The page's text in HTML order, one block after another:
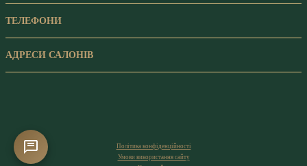
ТЕЛЕФОНИ
АДРЕСИ САЛОНІВ
Політика конфіденційності
Умови використання сайту